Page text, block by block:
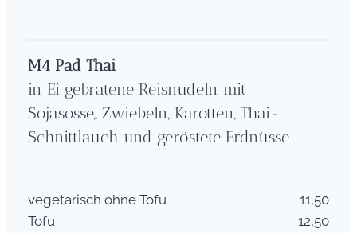
M4 Pad Thai
in Ei gebratene Reisnudeln mit
Sojasosse,, Zwiebeln, Karotten, Thai-
Schnittlauch und geröstete Erdnüsse
vegetarisch ohne Tofu
Tofu
11,50
12,50